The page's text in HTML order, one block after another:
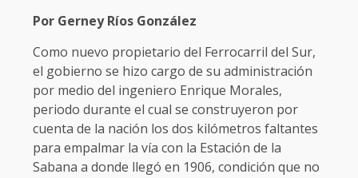
Por Gerney Ríos González
Como nuevo propietario del Ferrocarril del Sur,
el gobierno se hizo cargo de su administración
por medio del ingeniero Enrique Morales,
periodo durante el cual se construyeron por
cuenta de la nación los dos kilómetros faltantes
para empalmar la vía con la Estación de la
Sabana a donde llegó en 1906, condición que no